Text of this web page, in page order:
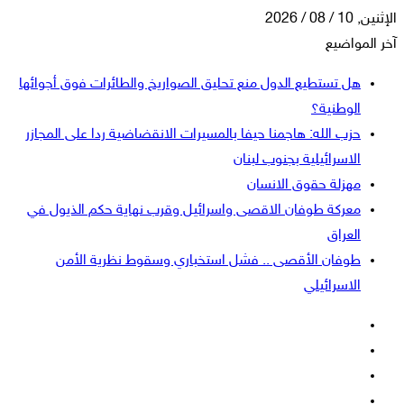
الإثنين, 10 / 08 / 2026
آخر المواضيع
هل تستطيع الدول منع تحليق الصواريخ والطائرات فوق أجوائها
الوطنية؟
حزب الله: هاجمنا حيفا بالمسيرات الانقضاضية ردا على المجازر
الاسرائيلية بجنوب لبنان
مهزلة حقوق الانسان
معركة طوفان الاقصى واسرائيل وقرب نهاية حكم الذيول في
العراق
طوفان الأقصى .. فشل استخباري وسقوط نظرية الأمن
الاسرائيلي